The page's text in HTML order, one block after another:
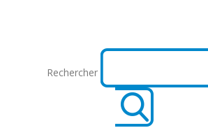
Rechercher